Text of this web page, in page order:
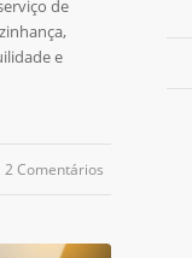
de
e
2 Comentários